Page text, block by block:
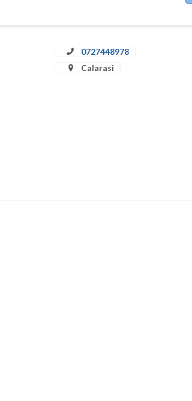
0727448978
Calarasi